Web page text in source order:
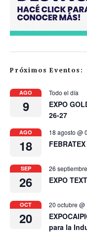
Próximos Eventos:
AGO
9
Todo el día
EXPO
26-27
AGO
18
18 agosto @
SEP
26
26
EXPO
OCT
20
20 octubre @
para la